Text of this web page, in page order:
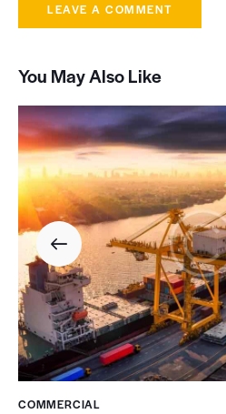
You May Also Like
COMMERCIAL